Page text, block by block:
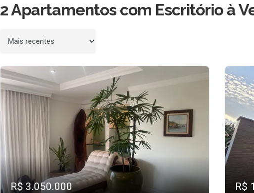
2 Apartamentos com Escritório à
Ordenar por
R$ 3.050.000 R$